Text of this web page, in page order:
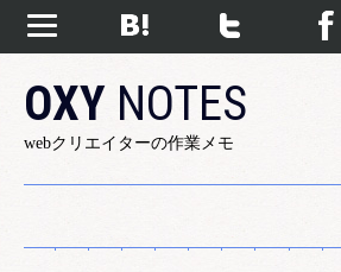
OXY NOTES
webクリエイターの作業メモ